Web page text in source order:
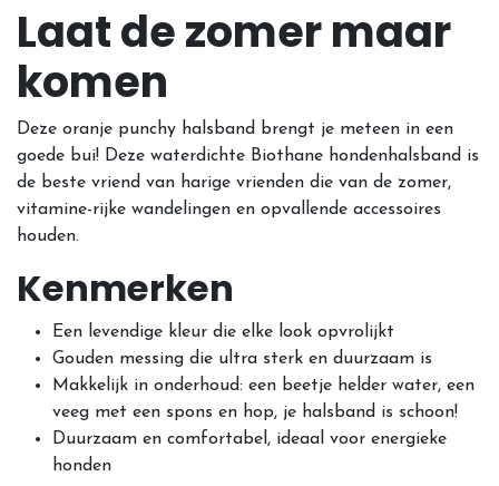
Laat de zomer maar
komen
Deze oranje punchy halsband brengt je meteen in een
goede bui! Deze waterdichte Biothane hondenhalsband is
de beste vriend van harige vrienden die van de zomer,
vitamine-rijke wandelingen en opvallende accessoires
houden.
Kenmerken
Een levendige kleur die elke look opvrolijkt
Gouden messing die ultra sterk en duurzaam is
Makkelijk in onderhoud: een beetje helder water, een
veeg met een spons en hop, je halsband is schoon!
Duurzaam en comfortabel, ideaal voor energieke
honden